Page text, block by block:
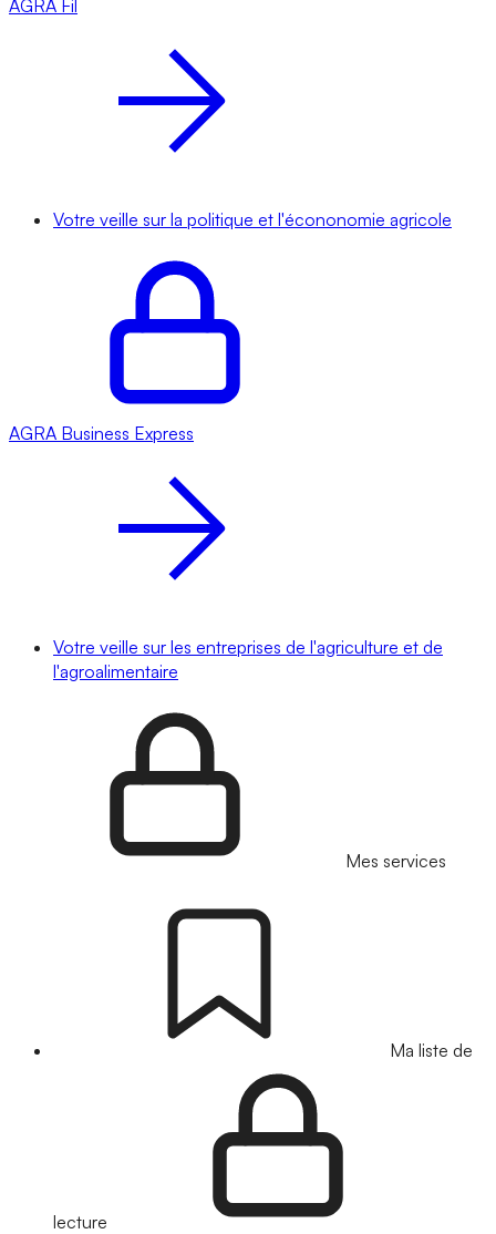
AGRA Fil
Votre veille sur la politique et l'écononomie agricole
AGRA Business Express
Votre veille sur les entreprises de l'agriculture et de
l'agroalimentaire
Mes services
Ma liste de
lecture